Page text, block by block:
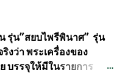
ากากป้องกันสารพิษทาง
าด และสามารถผลิต
ละทีมงา...
รุ่น”สยบไพรีพินาศ” รุ่น
งว่า พระเครื่องของ
บรรจุให้มีในรายการ